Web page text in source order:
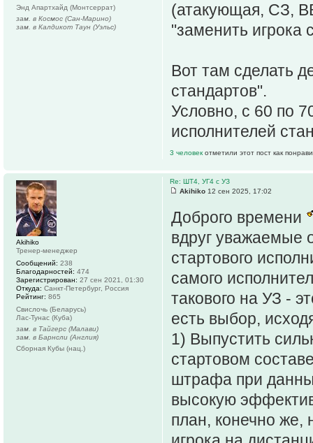
(атакующая, СЗ,
"заменить игрока
Вот там сделать
стандартов".
Условно, с 60 по
исполнителей
3 человекотметили этот пост как
Энд Апартхайд (Монтсеррат)
зам. в Космос (Сан-Марино)
зам. в Калдикот Таун (Уэльс)
Re: ШТ4, УГ4 с УЗ
Akihiko 12 сен 2025, 17:02
Доброго времени
вдруг уважаемые
стартового
самого
такового на УЗ -
есть выбор,
1) Выпустить
стартовом
штрафа при
высокую
план, конечно же,
Akihiko
Тренер-менеджер
Сообщений: 238
Благодарностей: 474
Зарегистрирован: 27 сен 2021, 01:30
Откуда: Санкт-Петербург, Россия
Рейтинг: 865
Свислочь (Беларусь)
Лас-Тунас (Куба)
зам. в Тайгерс (Малави)
зам. в Барнсли (Англия)
Сборная Кубы (нац.)